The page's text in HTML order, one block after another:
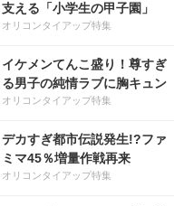
支える「小学生の甲子園」
オリコンタイアップ特集
イケメンてんこ盛り！尊すぎ
る男子の純情ラブに胸キュン
オリコンタイアップ特集
デカすぎ都市伝説発生!?ファ
ミマ45％増量作戦再来
オリコンタイアップ特集